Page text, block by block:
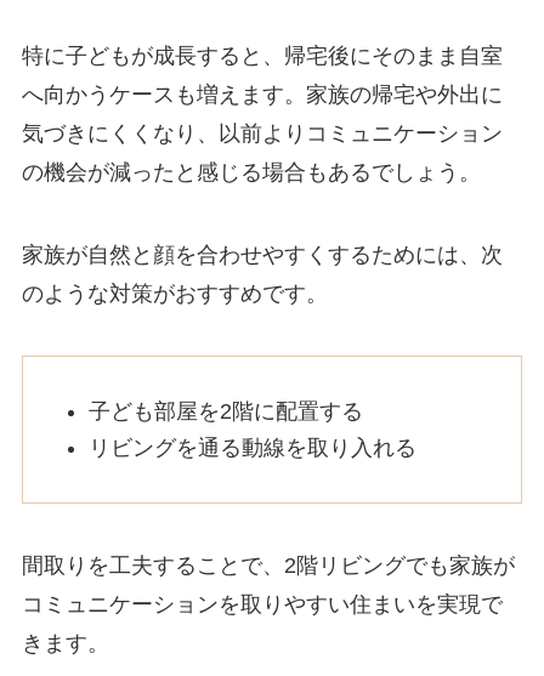
特に子どもが成長すると、帰宅後にそのまま自室
へ向かうケースも増えます。家族の帰宅や外出に
気づきにくくなり、以前よりコミュニケーション
の機会が減ったと感じる場合もあるでしょう。
家族が自然と顔を合わせやすくするためには、次
のような対策がおすすめです。
子ども部屋を2階に配置する
リビングを通る動線を取り入れる
間取りを工夫することで、2階リビングでも家族が
コミュニケーションを取りやすい住まいを実現で
きます。